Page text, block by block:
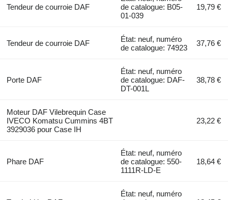
Tendeur de courroie DAF
de catalogue: B05-
01-039
19,79 €
Tendeur de courroie DAF
État: neuf, numéro
de catalogue: 74923
37,76 €
Porte DAF
État: neuf, numéro
de catalogue: DAF-
DT-001L
38,78 €
Moteur DAF Vilebrequin Case
IVECO Komatsu Cummins 4BT
3929036 pour Case IH
23,22 €
Phare DAF
État: neuf, numéro
de catalogue: 550-
1111R-LD-E
18,64 €
État: neuf, numéro